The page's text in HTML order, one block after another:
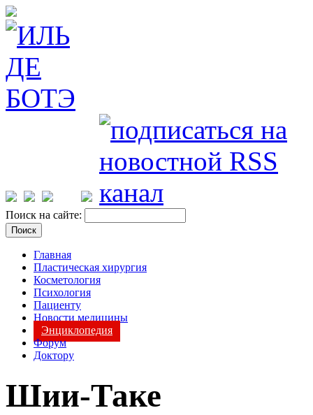
Поиск на сайте:
Главная
Пластическая хирургия
Косметология
Психология
Пациенту
Новости медицины
Энциклопедия
Форум
Доктору
Шии-Таке